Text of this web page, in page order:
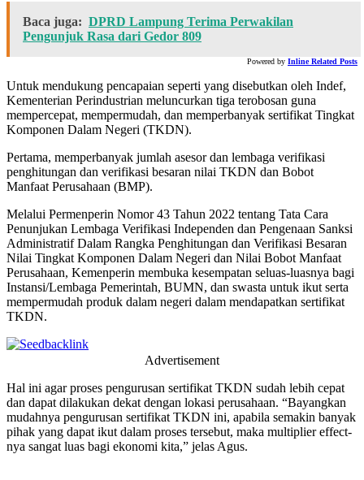
Baca juga: DPRD Lampung Terima Perwakilan
Pengunjuk Rasa dari Gedor 809
Powered by Inline Related Posts
Untuk mendukung pencapaian seperti yang disebutkan oleh Indef,
Kementerian Perindustrian meluncurkan tiga terobosan guna
mempercepat, mempermudah, dan memperbanyak sertifikat Tingkat
Komponen Dalam Negeri (TKDN).
Pertama, memperbanyak jumlah asesor dan lembaga verifikasi
penghitungan dan verifikasi besaran nilai TKDN dan Bobot
Manfaat Perusahaan (BMP).
Melalui Permenperin Nomor 43 Tahun 2022 tentang Tata Cara
Penunjukan Lembaga Verifikasi Independen dan Pengenaan Sanksi
Administratif Dalam Rangka Penghitungan dan Verifikasi Besaran
Nilai Tingkat Komponen Dalam Negeri dan Nilai Bobot Manfaat
Perusahaan, Kemenperin membuka kesempatan seluas-luasnya bagi
Instansi/Lembaga Pemerintah, BUMN, dan swasta untuk ikut serta
mempermudah produk dalam negeri dalam mendapatkan sertifikat
TKDN.
Advertisement
Hal ini agar proses pengurusan sertifikat TKDN sudah lebih cepat
dan dapat dilakukan dekat dengan lokasi perusahaan. “Bayangkan
mudahnya pengurusan sertifikat TKDN ini, apabila semakin banyak
pihak yang dapat ikut dalam proses tersebut, maka multiplier effect-
nya sangat luas bagi ekonomi kita,” jelas Agus.